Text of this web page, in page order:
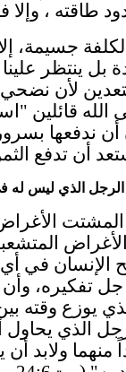
جسيمة، إلا
بل ينتظر
لأن
الله قائلين
ندفعها
أن تدفع
الرجل الذي ليس
الإنسان في
تفكيره،
يوزع وقته
الذي يحاول
منهما ولابد